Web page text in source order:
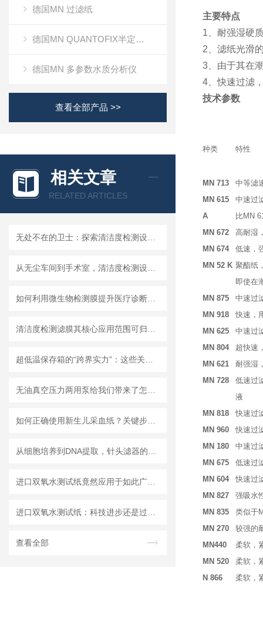
德国MN 过滤纸
德国MN QUANTOFIX半定量测试条
德国MN 多参数水质分析仪
查看全部产品 >>
相关文章
RELATED ARTICLES
查看全部
主要特点
1、耐强湿硬
2、滤纸光滑
3、由于其在
4、快速过滤
技术参数
种类 特性
MN 713
中等滤
MN 615
A
中速过
比MN
MN 672
高耐湿
MN 674
低速，
MN 52 K 聚酯纸
即使在
MN 875
中速过
MN 918
快速，
MN 625
中速过
MN 804
超快速
MN 621
耐强湿
MN 728
低速过
液
MN 818
快速过
MN 960
快速过
MN 180
中速过
MN 675
低速过
MN 604
快速过
MN 827
强吸水
MN 835
类似于
MN 270
较强的
MN440
柔软，
MN 520
柔软，
N 866
柔软，